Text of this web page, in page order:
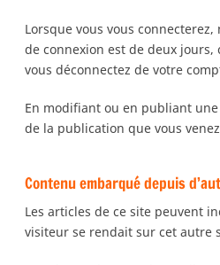
Lorsque vous vous
de connexion est de deux jours,
vous déconnectez de votre
En modifiant ou en publiant
de la publication que vous
Contenu embarqué depuis
Les articles de ce site peuvent
visiteur se rendait sur cet autre